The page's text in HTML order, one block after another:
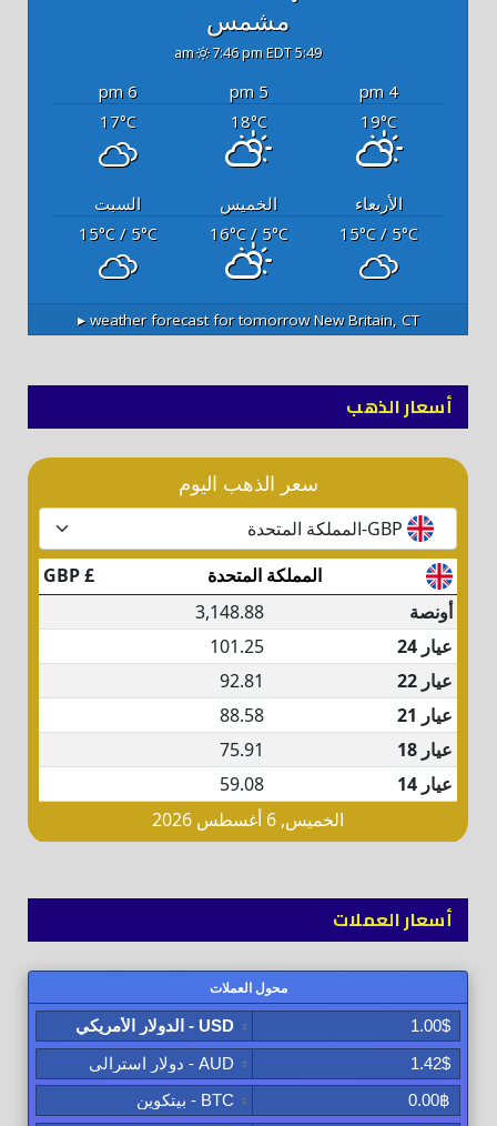
مشمس
5:49 am
7:46 pm EDT
4 pm
5 pm
6 pm
19°C
18°C
17°C
الأربعاء الخميس
السبت
15°C / 5°C
16°C/ 5°C
15°C/ 5°C
New Britain, CT
weather forecast for tomorrow ▸
أسعار الذهب
أسعار العملات